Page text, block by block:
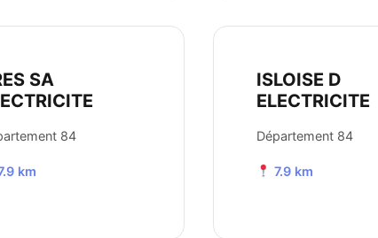
SA
84
km
ISLOISE D
ELECTRICITE
Département 84
7.9 km